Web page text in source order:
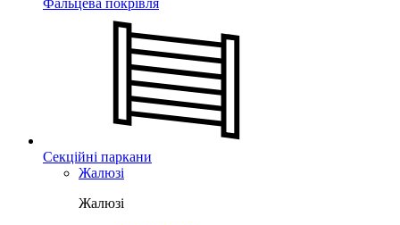
Фальцева покрівля
Секційні паркани
Жалюзі
Жалюзі